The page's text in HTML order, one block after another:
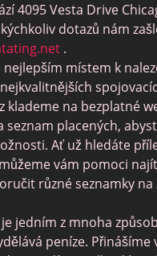
4095 Vesta Drive
dotazů nám
.
místem k
klademe na bezplatné
seznam placených,
Ať už hledáte
vám pomoci
různé seznamky na
jedním z mnoha
peníze. Přinášíme